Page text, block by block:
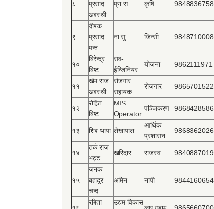
८
प्रसाद
अवस्थी
प्रा.स. कृषि 9848836758
९
दीपक
प्रसाद
पन्त
ना.सु. जिन्सी 9848710008
१०
बिरेन्द्र
बिष्‍ट
सव-
ईन्जिनियर.
योजना 9862111971
११
खेम राज
अवस्थी
रोजगार
सहायक
रोजगार 9865701522
१२
रोहित
बिष्‍ट
MIS
Operator
पञ्‍जिकरण 9868428586
१३ शिव थापा लेखापाल
आर्थिक
प्रशासन
9868362026
१४
तर्क राज
भट्ट
खरिदार राजस्‍व 9840887019
१५
जनक
बहादुर
चन्द
अमिन नापी 9844160654
रमिता
उद्यम विकास